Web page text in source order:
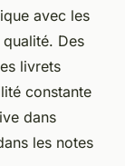
avec les
Des
livrets
constante
dans
les notes